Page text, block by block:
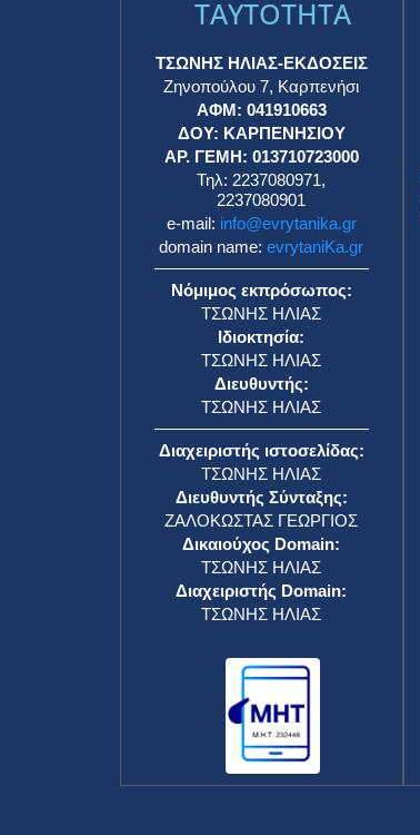
TAYTOTHTA
ΤΣΩΝΗΣ ΗΛΙΑΣ-ΕΚΔΟΣΕΙΣ
Ζηνοπούλου 7, Καρπενήσι
ΑΦΜ: 041910663
ΔΟΥ: ΚΑΡΠΕΝΗΣΙΟΥ
ΑΡ. ΓΕΜΗ: 013710723000
Τηλ: 2237080971,
2237080901
e-mail: info@evrytanika.gr
domain name:evrytaniKa.gr
Νόμιμος εκπρόσωπος:
ΤΣΩΝΗΣ ΗΛΙΑΣ
Ιδιοκτησία:
ΤΣΩΝΗΣ ΗΛΙΑΣ
Διευθυντής:
ΤΣΩΝΗΣ ΗΛΙΑΣ
Διαχειριστής ιστοσελίδας:
ΤΣΩΝΗΣ ΗΛΙΑΣ
Διευθυντής Σύνταξης:
ΖΑΛΟΚΩΣΤΑΣ ΓΕΩΡΓΙΟΣ
Δικαιούχος Domain:
ΤΣΩΝΗΣ ΗΛΙΑΣ
Διαχειριστής Domain:
ΤΣΩΝΗΣ ΗΛΙΑΣ